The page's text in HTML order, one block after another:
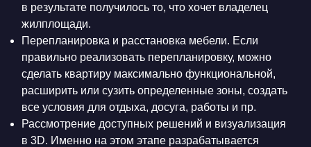
в результате получилось то, что хочет владелец
жилплощади.
Перепланировка и расстановка мебели. Если
правильно реализовать перепланировку, можно
сделать квартиру максимально функциональной,
расширить или сузить определенные зоны, создать
все условия для отдыха, досуга, работы и пр.
Рассмотрение доступных решений и визуализация
в 3D. Именно на этом этапе разрабатывается